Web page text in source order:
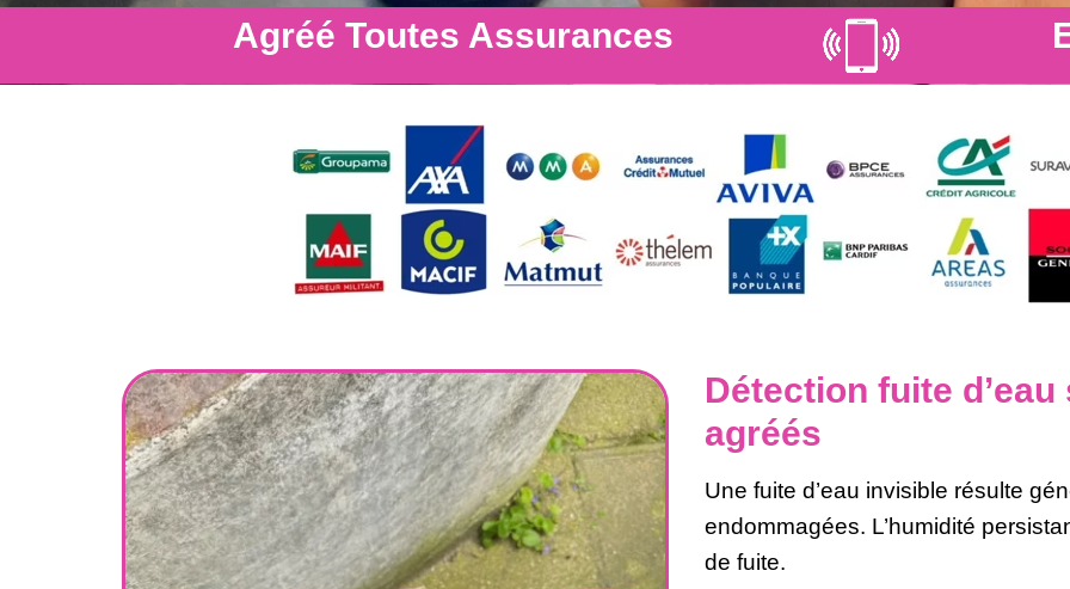
Agréé Toutes Assurances
Détection fuite
agréés
Une fuite d’eau invisible résulte
endommagées. L’humidité
de fuite.